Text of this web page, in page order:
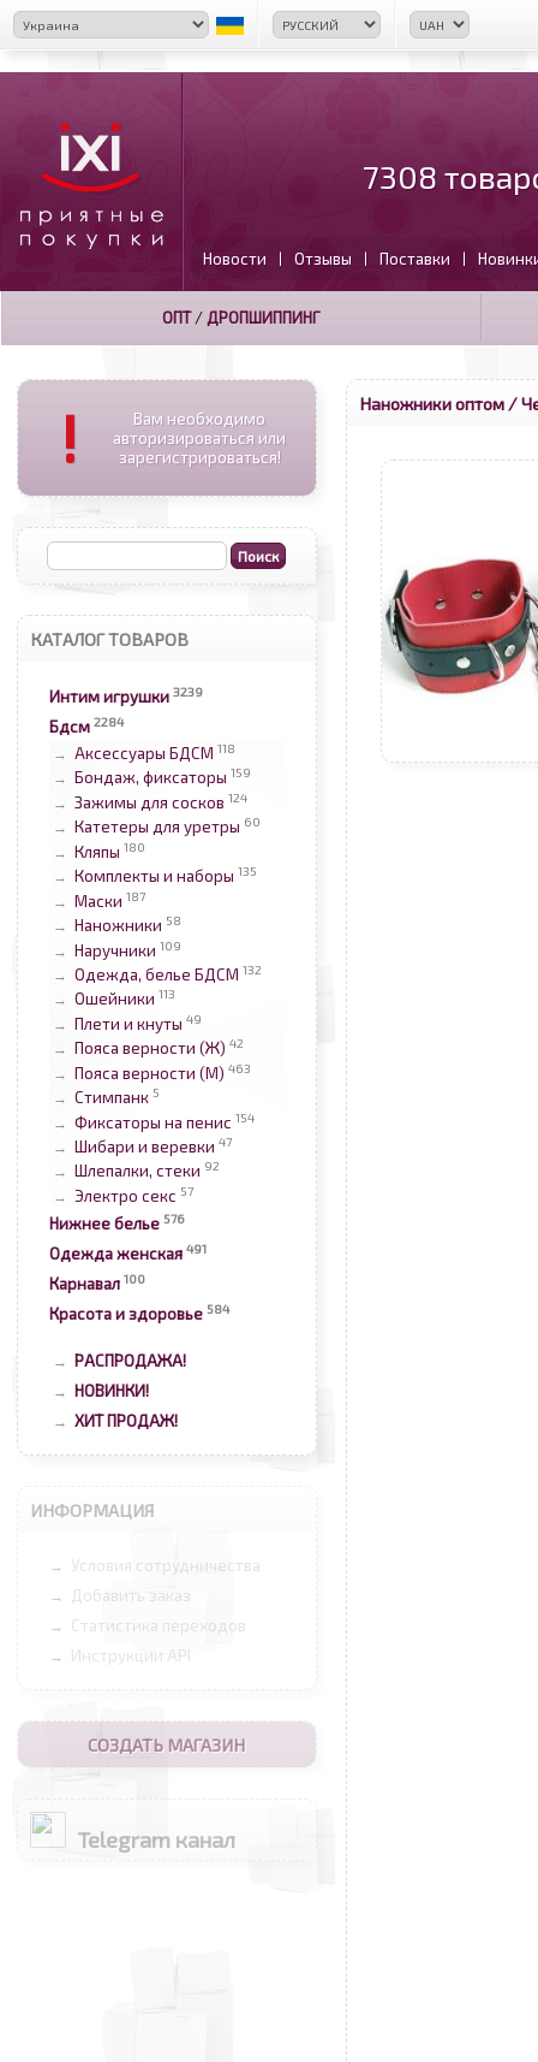
7308
Новости | Отзывы | Поставки |
ОПТ/ ДРОПШИППИНГ
!
Вам необходимо
авторизироваться или
зарегистрироваться!
КАТАЛОГ ТОВАРОВ
Интим игрушки 3239
Бдсм 2284
→ Аксессуары БДСМ 118
→ Бондаж, фиксаторы 159
→ Зажимы для сосков 124
→ Катетеры для уретры 60
→ Кляпы 180
→ Комплекты и наборы 135
→ Маски 187
→ Наножники 58
→ Наручники 109
→ Одежда, белье БДСМ 132
→ Ошейники 113
→ Плети и кнуты 49
→ Пояса верности (Ж) 42
→ Пояса верности (М) 463
→ Стимпанк 5
→ Фиксаторы на пенис 154
→ Шибари и веревки 47
→ Шлепалки, стеки 92
→ Электро секс 57
Нижнее белье 576
Одежда женская 491
Карнавал 100
Красота и здоровье 584
→ РАСПРОДАЖА!
→ НОВИНКИ!
→ ХИТ ПРОДАЖ!
ИНФОРМАЦИЯ
→ Условия сотрудничества
→ Добавить заказ
→ Статистика переходов
→ Инструкции API
СОЗДАТЬ МАГАЗИН
Telegram канал
Наножники оптом/